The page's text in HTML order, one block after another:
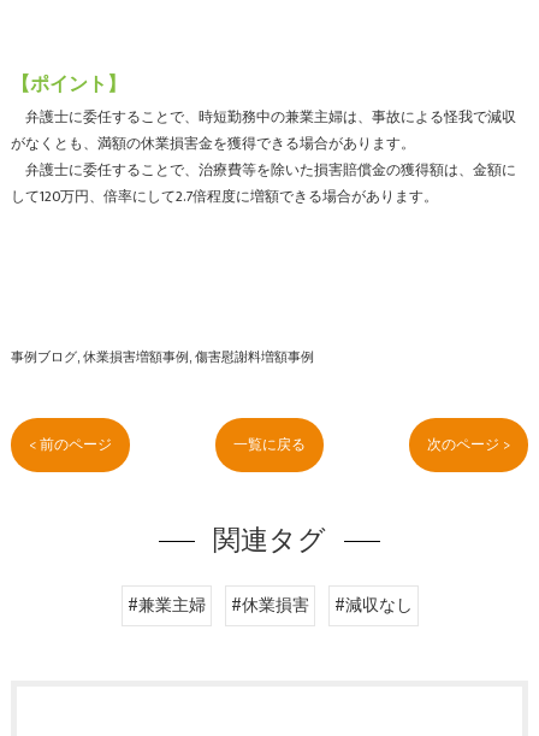
【ポイント】
弁護士に委任することで、時短勤務中の兼業主婦は、事故による怪我で減収
がなくとも、満額の休業損害金を獲得できる場合があります。
弁護士に委任することで、治療費等を除いた損害賠償金の獲得額は、金額に
して120万円、倍率にして2.7倍程度に増額できる場合があります。
事例ブログ 休業損害増額事例 傷害慰謝料増額事例
< 前のページ 一覧に戻る 次のページ >
関連タグ
#兼業主婦 #休業損害 #減収なし